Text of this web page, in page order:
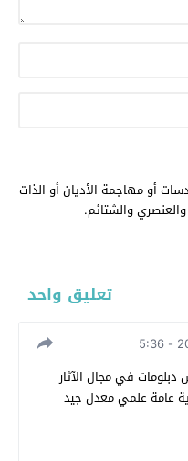
أو مهاجمة الأديان أو الذات
والشتائم.
تعليق واحد
دبلومات في مجال الآثار
عامة علمي معدل جيد